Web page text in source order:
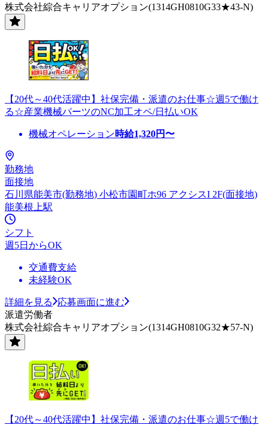
株式会社綜合キャリアオプション(1314GH0810G33★43-N)
【20代～40代活躍中】社保完備・派遣のお仕事☆週5で働け
る☆産業機械パーツのNC加工オペ/日払いOK
機械オペレーション時給1,320円〜
勤務地
面接地
石川県能美市(勤務地) 小松市園町ホ96 アクシスI 2F(面接地)
能美根上駅
シフト
週5日からOK
交通費支給
未経験OK
詳細を見る
応募画面に進む
派遣労働者
株式会社綜合キャリアオプション(1314GH0810G32★57-N)
【20代～40代活躍中】社保完備・派遣のお仕事☆週5で働け